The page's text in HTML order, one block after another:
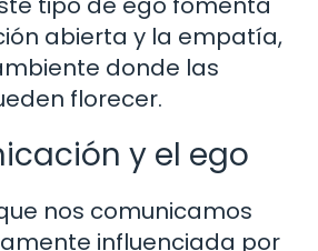
abierta y la empatía,
donde las
florecer.
y el ego
nos comunicamos
influenciada por